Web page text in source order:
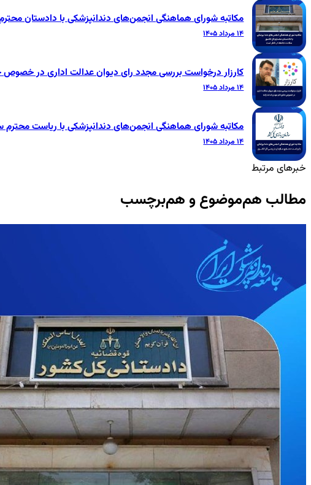
مکاتبه شورای هماهنگی انجمن‌های دندانپزشکی با دادستان
۱۴ مرداد ۱۴۰۵
کارزار درخواست بررسی مجدد رای دیوان عدالت اداری در خصوص
۱۴ مرداد ۱۴۰۵
مکاتبه شورای هماهنگی انجمن‌های دندانپزشکی با ریاست محترم
۱۴ مرداد ۱۴۰۵
خبرهای مرتبط
مطالب هم‌موضوع و هم‌برچسب